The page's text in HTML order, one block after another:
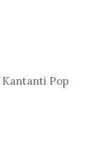
Kantanti Pop